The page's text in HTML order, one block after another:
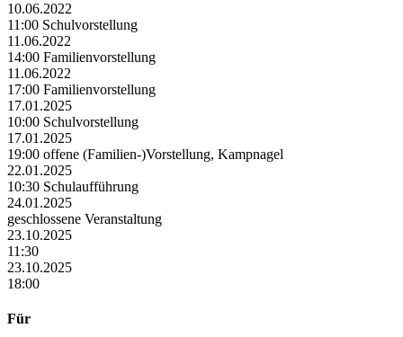
10.06.2022
11:00 Schulvorstellung
11.06.2022
14:00 Familienvorstellung
11.06.2022
17:00 Familienvorstellung
17.01.2025
10:00 Schulvorstellung
17.01.2025
19:00 offene (Familien-)Vorstellung, Kampnagel
22.01.2025
10:30 Schulaufführung
24.01.2025
geschlossene Veranstaltung
23.10.2025
11:30
23.10.2025
18:00
Für